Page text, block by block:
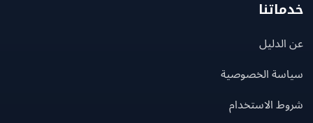
الخصوصية
الاستخدام